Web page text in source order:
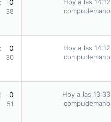
0
38
Hoy a las 14:12
compudemano
0
30
Hoy a las 14:12
compudemano
0
51
Hoy a las 13:33
compudemano